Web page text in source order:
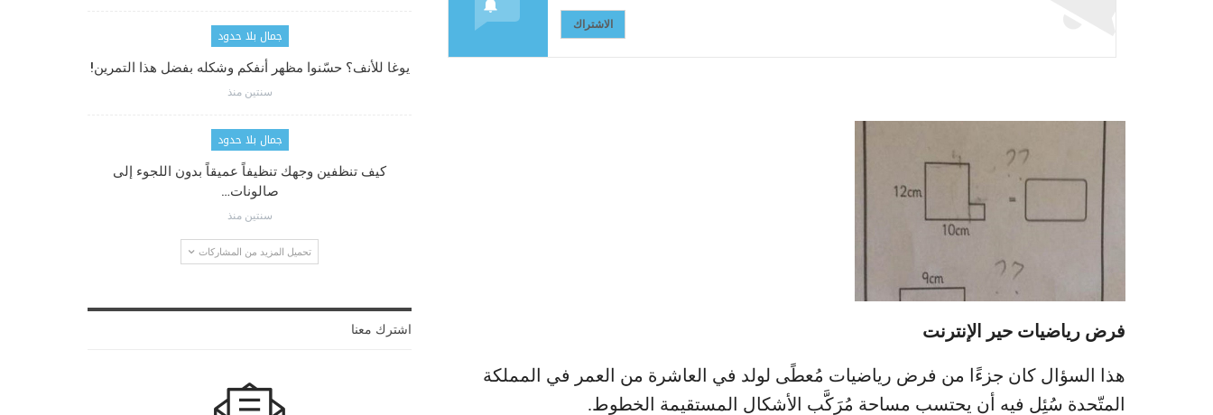
الاشتراك
فرض رياضيات حير الإنترنت
هذا السؤال كان جزءًا من فرض رياضيات مُعطًى لولد في العاشرة من العمر في المملكة
المتّحدة سُئِل فيه أن يحتسب مساحة مُرَكَّب الأشكال المستقيمة الخطوط.
جمال بلا حدود
يوغا للأنف؟ حسّنوا مظهر أنفكم وشكله بفضل هذا التمرين!
سنتين منذ
جمال بلا حدود
كيف تنظفين وجهك تنظيفاً عميقاً بدون اللجوء إلى
صالونات…
سنتين منذ
تحميل المزيد من المشاركات
اشترك معنا